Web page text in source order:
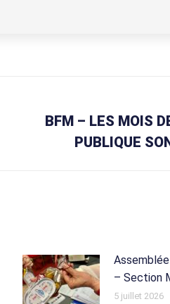
BFM – LES MOIS
PUBLIQUE
– Section
5 juillet 2026